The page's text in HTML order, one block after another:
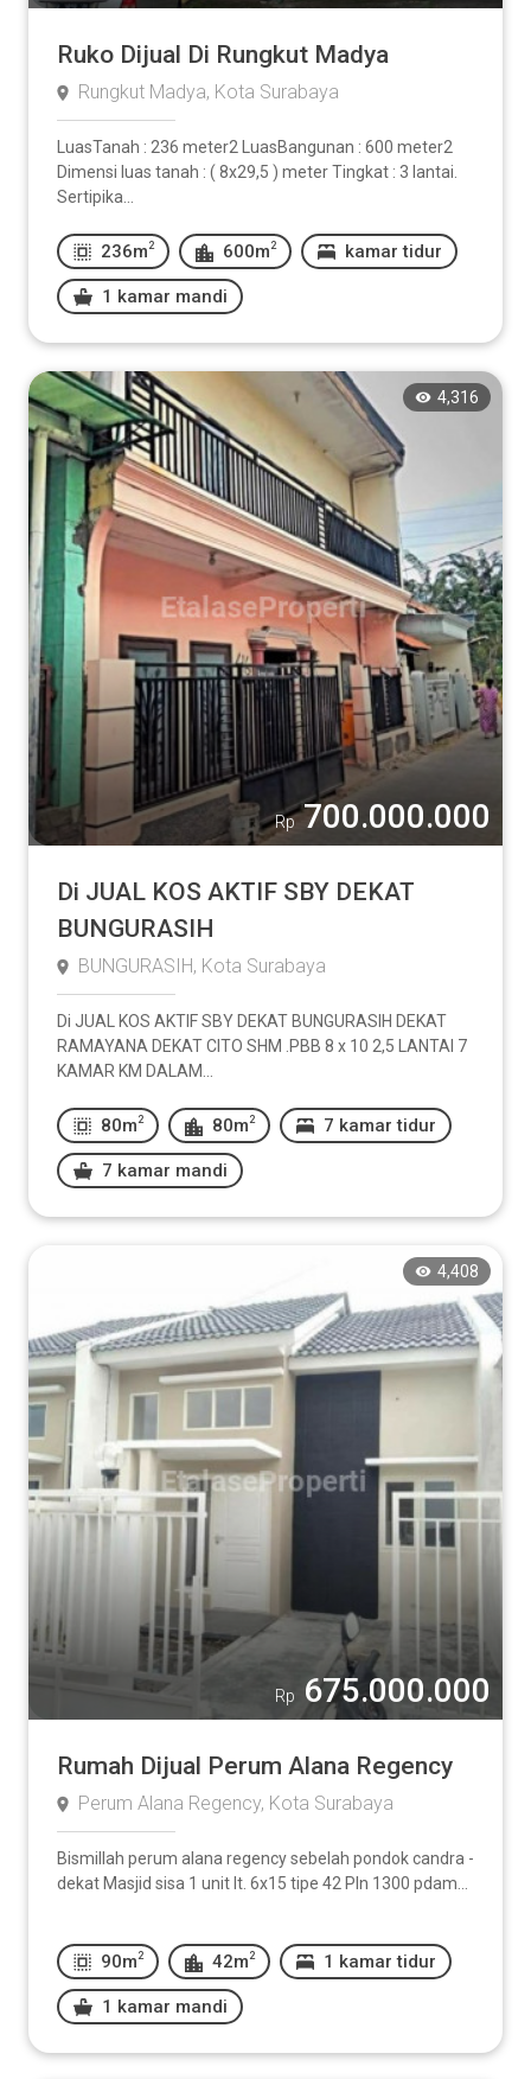
Ruko Dijual Di Rungkut Madya
Rungkut Madya, Kota Surabaya
LuasTanah : 236 meter2 LuasBangunan : 600 meter2
Dimensi luas tanah : ( 8x29,5 ) meter Tingkat : 3 lantai.
Sertipika...
236m 2 600m 2 kamar tidur
1 kamar mandi
4,316
Rp 700.000.000
Di JUAL KOS AKTIF SBY DEKAT
BUNGURASIH
BUNGURASIH, Kota Surabaya
Di JUAL KOS AKTIF SBY DEKAT BUNGURASIH DEKAT
RAMAYANA DEKAT CITO SHM .PBB 8 x 10 2,5 LANTAI 7
KAMAR KM DALAM...
80m 2 80m 2 7 kamar tidur
7 kamar mandi
4,408
Rp 675.000.000
Rumah Dijual Perum Alana Regency
Perum Alana Regency, Kota Surabaya
Bismillah perum alana regency sebelah pondok candra -
dekat Masjid sisa 1 unit lt. 6x15 tipe 42 Pln 1300 pdam...
90m 2 42m 2 1 kamar tidur
1 kamar mandi